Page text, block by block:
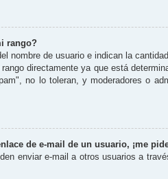
rango?
nombre de usuario e indican la
directamente ya que está
no lo toleran, y moderadores o
de e-mail de un usuario, ¡me
enviar e-mail a otros usuarios a